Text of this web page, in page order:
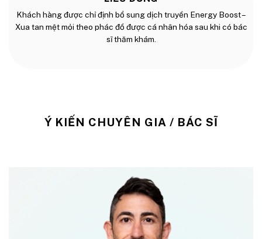
Khách hàng được chỉ định bổ sung dịch truyền Energy Boost –
Xua tan mệt mỏi theo phác đồ được cá nhân hóa sau khi có bác
sĩ thăm khám.
Ý KIẾN CHUYÊN GIA / BÁC SĨ